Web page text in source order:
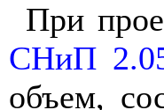
При
СНиП
объем,